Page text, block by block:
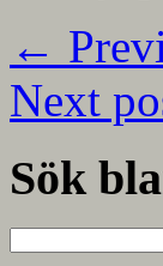
←
Next
Sök
efter: